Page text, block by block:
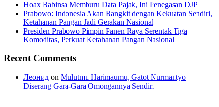
Hoax Babinsa Memburu Data Pajak, Ini Penegasan DJP
Prabowo: Indonesia Akan Bangkit dengan Kekuatan Sendiri,
Ketahanan Pangan Jadi Gerakan Nasional
Presiden Prabowo Pimpin Panen Raya Serentak Tiga
Komoditas, Perkuat Ketahanan Pangan Nasional
Recent Comments
Леонид on Mulutmu Harimaumu, Gatot Nurmantyo
Diserang Gara-Gara Omongannya Sendiri